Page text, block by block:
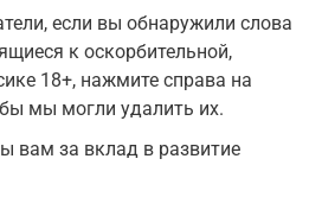
если вы обнаружили слова
к оскорбительной,
18+, нажмите справа на
мы могли удалить их.
вам за вклад в развитие